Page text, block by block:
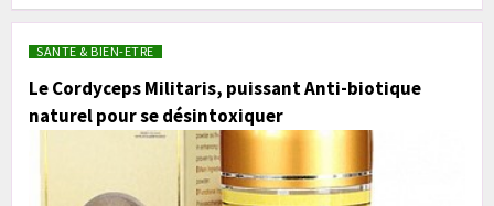
SANTE & BIEN-ETRE
Le Cordyceps Militaris, puissant Anti-biotique
naturel pour se désintoxiquer